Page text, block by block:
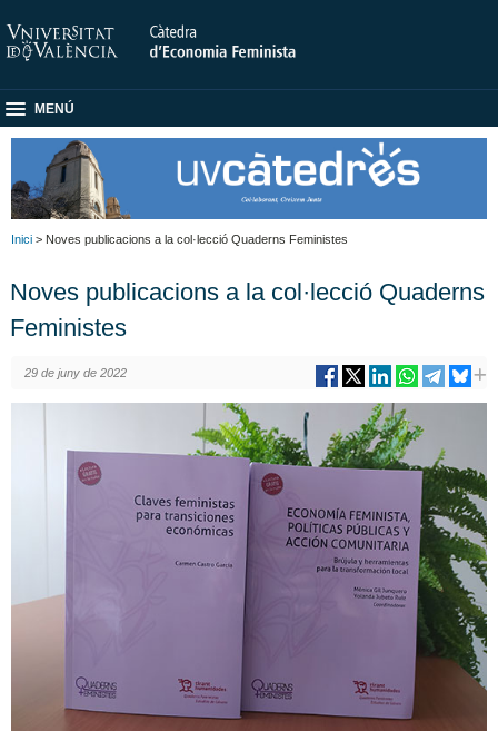
MENÚ
Inici > Noves publicacions a la col·lecció Quaderns Feministes
Noves publicacions a la col·lecció Quaderns
Feministes
29 de juny de 2022